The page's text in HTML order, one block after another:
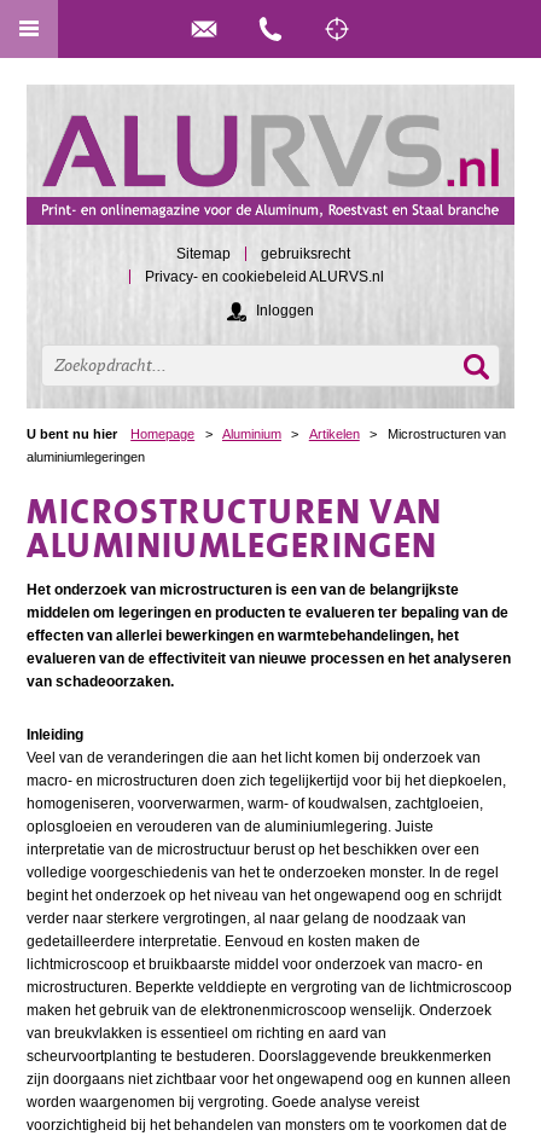
Sitemap
gebruiksrecht
Privacy- en cookiebeleid ALURVS.nl
Inloggen
U bent nu hier Homepage > Aluminium > Artikelen >
Microstructuren van
aluminiumlegeringen
MICROSTRUCTUREN VAN
ALUMINIUMLEGERINGEN
Het onderzoek van microstructuren is een van de belangrijkste
middelen om legeringen en producten te evalueren ter bepaling van de
effecten van allerlei bewerkingen en warmtebehandelingen, het
evalueren van de effectiviteit van nieuwe processen en het analyseren
van schadeoorzaken.
Inleiding
Veel van de veranderingen die aan het licht komen bij onderzoek van
macro- en microstructuren doen zich tegelijkertijd voor bij het diepkoelen,
homogeniseren, voorverwarmen, warm- of koudwalsen, zachtgloeien,
oplosgloeien en verouderen van de aluminiumlegering. Juiste
interpretatie van de microstructuur berust op het beschikken over een
volledige voorgeschiedenis van het te onderzoeken monster. In de regel
begint het onderzoek op het niveau van het ongewapend oog en schrijdt
verder naar sterkere vergrotingen, al naar gelang de noodzaak van
gedetailleerdere interpretatie. Eenvoud en kosten maken de
lichtmicroscoop et bruikbaarste middel voor onderzoek van macro- en
microstructuren. Beperkte velddiepte en vergroting van de lichtmicroscoop
maken het gebruik van de elektronenmicroscoop wenselijk. Onderzoek
van breukvlakken is essentieel om richting en aard van
scheurvoortplanting te bestuderen. Doorslaggevende breukkenmerken
zijn doorgaans niet zichtbaar voor het ongewapend oog en kunnen alleen
worden waargenomen bij vergroting. Goede analyse vereist
voorzichtigheid bij het behandelen van monsters om te voorkomen dat de